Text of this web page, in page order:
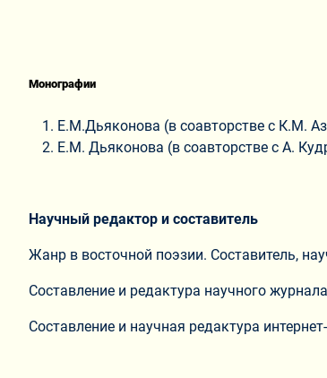
Монографии
Е.М.Дьяконова (в соавторстве с К.М.
Е.М. Дьяконова (в соавторстве с А.
Научный редактор и составитель
Жанр в восточной поэзии. Составитель,
Составление и редактура научного
Составление и научная редактура